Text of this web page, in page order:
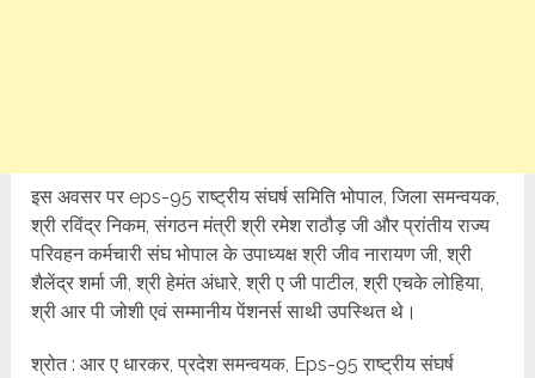
इस अवसर पर eps-95 राष्ट्रीय संघर्ष समिति भोपाल, जिला समन्वयक,
श्री रविंद्र निकम, संगठन मंत्री श्री रमेश राठौड़ जी और प्रांतीय राज्य
परिवहन कर्मचारी संघ भोपाल के उपाध्यक्ष श्री जीव नारायण जी, श्री
शैलेंद्र शर्मा जी, श्री हेमंत अंधारे, श्री ए जी पाटील, श्री एचके लोहिया,
श्री आर पी जोशी एवं सम्मानीय पेंशनर्स साथी उपस्थित थे।
श्रोत : आर ए धारकर, प्रदेश समन्वयक, Eps-95 राष्ट्रीय संघर्ष